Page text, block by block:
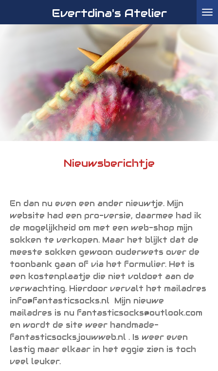
direct
Evertdina's Atelier
Nieuwsberichtje
En dan nu even een ander nieuwtje. Mijn
website had een pro-versie, daarmee had ik
de mogelijkheid om met een web-shop mijn
sokken te verkopen. Maar het blijkt dat de
meeste sokken gewoon ouderwets over de
toonbank gaan of via het formulier. Het is
een kostenplaatje die niet voldoet aan de
verwachting. Hierdoor vervalt het mailadres
info@fantasticsocks.nl Mijn nieuwe
mailadres is nu fantasticsocks@outlook.com
en wordt de site weer handmade-
fantasticsocks.jouwweb.nl . Is weer even
lastig maar elkaar in het eggie zien is toch
veel leuker.